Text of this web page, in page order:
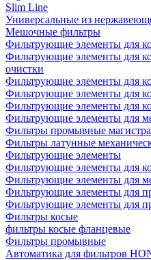
Slim Line
Универсальные из
Мешочные фильтры
Фильтрующие элементы для
Фильтрующие элементы для
очистки
Фильтрующие элементы для
Фильтрующие элементы для
Фильтрующие элементы для
Фильтрующие элементы для
Фильтры промывные
Фильтры латунные
Фильтрующие элементы
Фильтрующие элементы для
Фильтрующие элементы для
Фильтрующие элементы для
Фильтрующие элементы для
Фильтры косые
фильтры косые фланцевые
Фильтры промывные
Автоматика для фильтров